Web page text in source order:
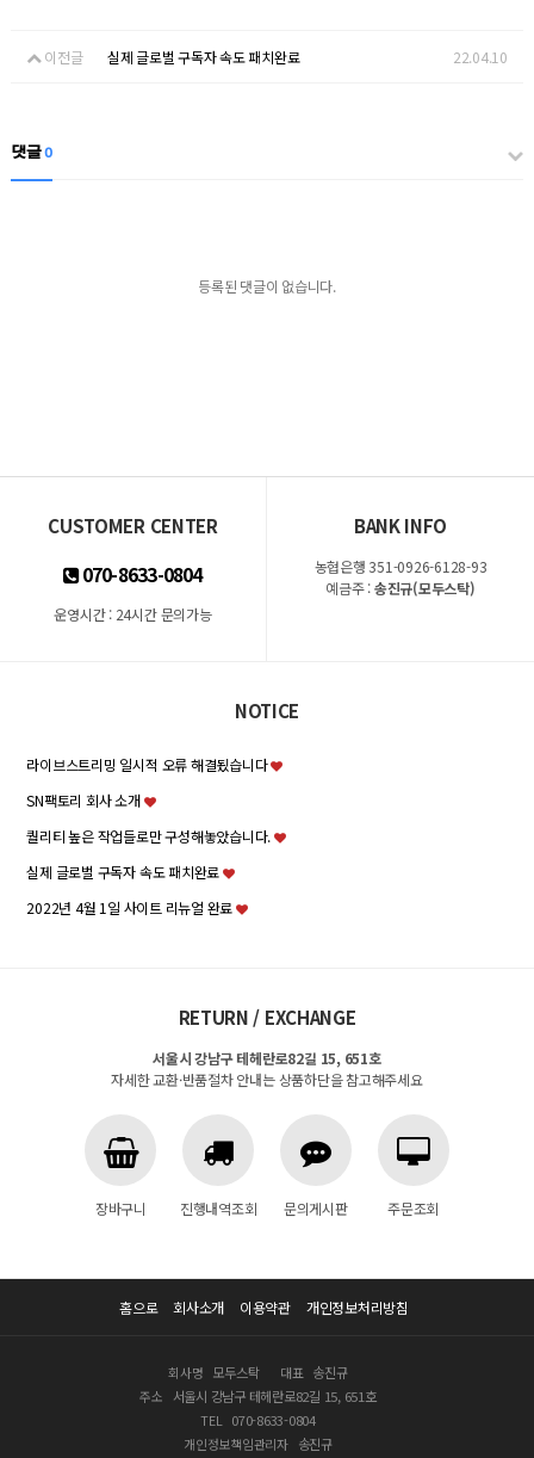
이전글 실제 글로벌 구독자 속도 패치완료 22.04.10
댓글0
등록된 댓글이 없습니다.
CUSTOMER CENTER
070-8633-0804
운영시간 : 24시간 문의가능
BANK INFO
농협은행 351-0926-6128-93
예금주 :송진규(모두스탁)
NOTICE
라이브스트리밍 일시적 오류 해결됬습니다
SN팩토리 회사 소개
퀄리티 높은 작업들로만 구성해놓았습니다.
실제 글로벌 구독자 속도 패치완료
2022년 4월 1일 사이트 리뉴얼 완료
RETURN / EXCHANGE
서울시 강남구 테헤란로82길 15, 651호
자세한 교환·반품절차 안내는 상품하단을 참고해주세요
장바구니 진행내역조회 문의게시판 주문조회
홈으로 회사소개 이용약관 개인정보처리방침
회사명 모두스탁 대표 송진규
주소
서울시 강남구 테헤란로82길 15, 651호
TEL
070-8633-0804
개인정보책임관리자 송진규